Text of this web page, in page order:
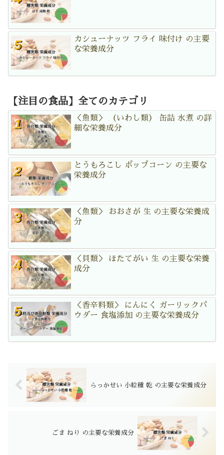
カシューナッツ フライ 味付け の主要
な栄養成分
【注目の食品】全てのカテゴリ
＜魚類＞ （いわし類） 缶詰 水煮 の詳
細な栄養成分
とうもろこし ポップコーン の主要な
栄養成分
＜魚類＞ おおさが 生 の主要な栄養成
分
＜貝類＞ ほたてがい 生 の主要な栄養
成分
＜香辛料類＞ にんにく ガーリックパ
ウダー 食塩添加 の主要な栄養成分
らっかせい 小粒種 乾 の主要な栄養成分
ごま ねり の主要な栄養成分